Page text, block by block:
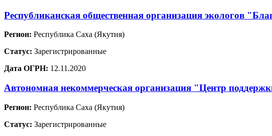
Республиканская общественная организация экологов
Регион: Республика Саха (Якутия)
Статус: Зарегистрированные
Дата ОГРН: 12.11.2020
Автономная некоммерческая организация "Центр
Регион: Республика Саха (Якутия)
Статус: Зарегистрированные